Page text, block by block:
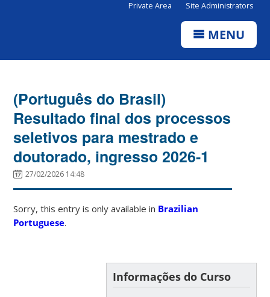
Private Area Site Administrators
MENU
(Português do Brasil)
Resultado final dos processos
seletivos para mestrado e
doutorado, ingresso 2026-1
27/02/2026 14:48
Sorry, this entry is only available in Brazilian
Portuguese.
Informações do Curso